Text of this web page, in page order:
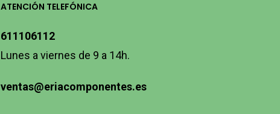
ATENCIÓN TELEFÓNICA
611106112
Lunes a viernes de 9 a 14h.
ventas@eriacomponentes.es